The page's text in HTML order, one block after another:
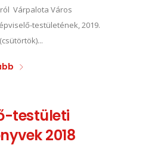
Várpalota Város
testületének, 2019.
testületi
2018